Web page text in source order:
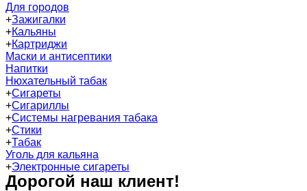
Для городов
+Зажигалки
+Кальяны
+Картриджи
Маски и антисептики
Напитки
Нюхательный табак
+Сигареты
+Сигариллы
+Системы нагревания табака
+Стики
+Табак
Уголь для кальяна
+Электронные сигареты
Дорогой наш клиент!